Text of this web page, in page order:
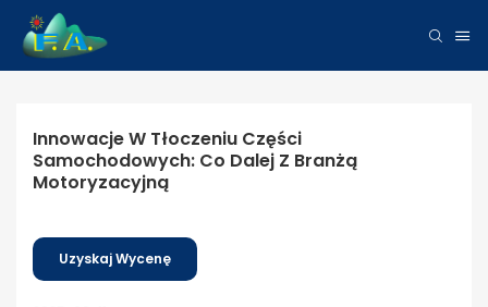
Innowacje W Tłoczeniu Części
Samochodowych: Co Dalej Z Branżą
Motoryzacyjną
Uzyskaj Wycenę